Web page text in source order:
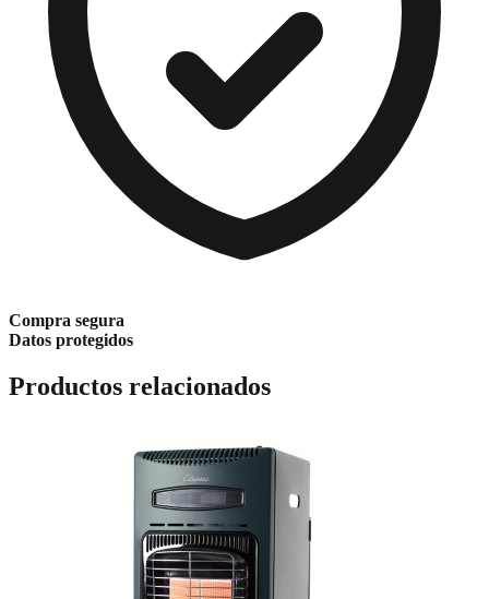
Compra segura
Datos protegidos
Productos relacionados